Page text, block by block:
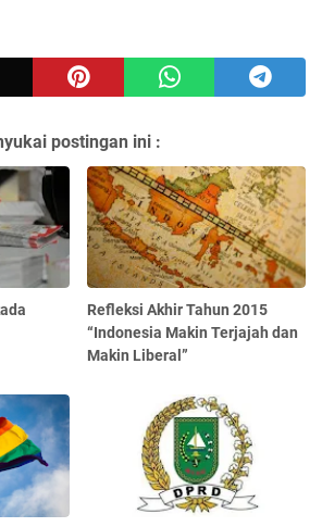
postingan ini :
Refleksi Akhir Tahun 2015
“Indonesia Makin Terjajah dan
Makin Liberal”